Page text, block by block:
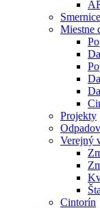
Smernice
Miestne
Projekty
Verejný
Cintorín